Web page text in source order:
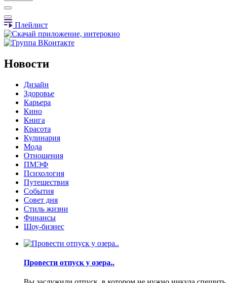
Плейлист
Новости
Дизайн
Здоровье
Карьера
Кино
Книга
Красота
Кулинария
Мода
Отношения
ПМЭФ
Психология
Путешествия
События
Совет дня
Стиль жизни
Финансы
Шоу-бизнес
Провести отпуск у озера..